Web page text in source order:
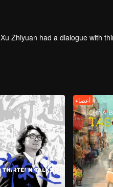
Xu Zhiyuan had a dialogue with
أعضاء